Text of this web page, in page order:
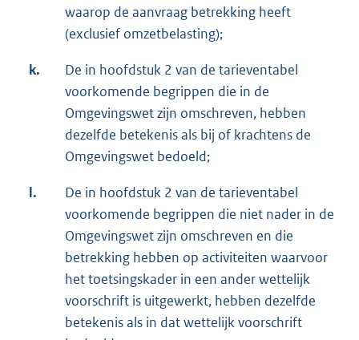
waarop de aanvraag betrekking heeft
(exclusief omzetbelasting);
k.
De in hoofdstuk 2 van de tarieventabel
voorkomende begrippen die in de
Omgevingswet zijn omschreven, hebben
dezelfde betekenis als bij of krachtens de
Omgevingswet bedoeld;
l.
De in hoofdstuk 2 van de tarieventabel
voorkomende begrippen die niet nader in de
Omgevingswet zijn omschreven en die
betrekking hebben op activiteiten waarvoor
het toetsingskader in een ander wettelijk
voorschrift is uitgewerkt, hebben dezelfde
betekenis als in dat wettelijk voorschrift